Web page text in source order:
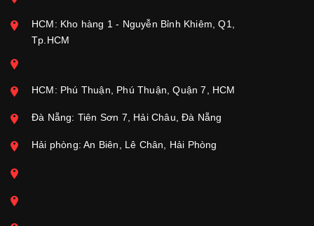
HCM: Kho hàng 1 - Nguyễn Bỉnh Khiêm, Q1,
Tp.HCM
HCM: Phú Thuận, Phú Thuận, Quận 7, HCM
Đà Nẵng: Tiên Sơn 7, Hải Châu, Đà Nẵng
Hải phòng: An Biên, Lê Chân, Hải Phòng